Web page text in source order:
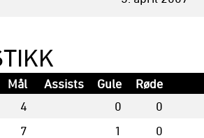
Mål Assists Gule Røde
4 0 0
7 1
0